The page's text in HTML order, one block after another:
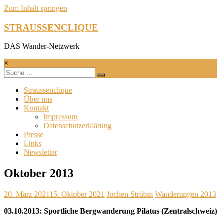
Zum Inhalt springen
STRAUSSENCLIQUE
DAS Wander-Netzwerk
×
Straussenclique
Über uns
Kontakt
Impressum
Datenschutzerklärung
Presse
Links
Newsletter
Oktober 2013
20. März 202115. Oktober 2021 Jochen Strübin Wanderungen 2013
03.10.2013: Sportliche Bergwanderung Pilatus (Zentralschweiz)